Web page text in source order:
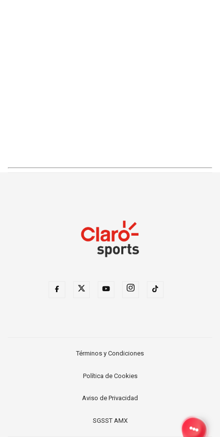
Términos y Condiciones
Política de Cookies
Aviso de Privacidad
SGSST AMX